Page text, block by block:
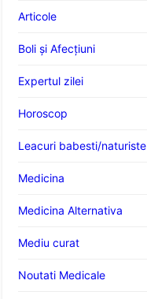
Articole
Boli și Afecțiuni
Expertul zilei
Horoscop
Leacuri babesti/naturiste
Medicina
Medicina Alternativa
Mediu curat
Noutati Medicale